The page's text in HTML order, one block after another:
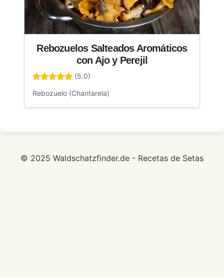
Rebozuelos Salteados Aromáticos
con Ajo y Perejil
(5.0)
Rebozuelo (Chantarela)
© 2025 Waldschatzfinder.de - Recetas de Setas